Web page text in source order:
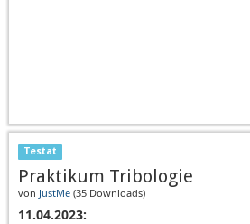
Testat
Praktikum Tribologie
von JustMe (35 Downloads)
11.04.2023: